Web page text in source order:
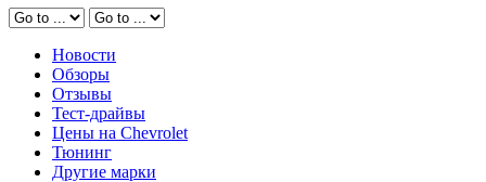
Новости
Обзоры
Отзывы
Тест-драйвы
Цены на Chevrolet
Тюнинг
Другие марки